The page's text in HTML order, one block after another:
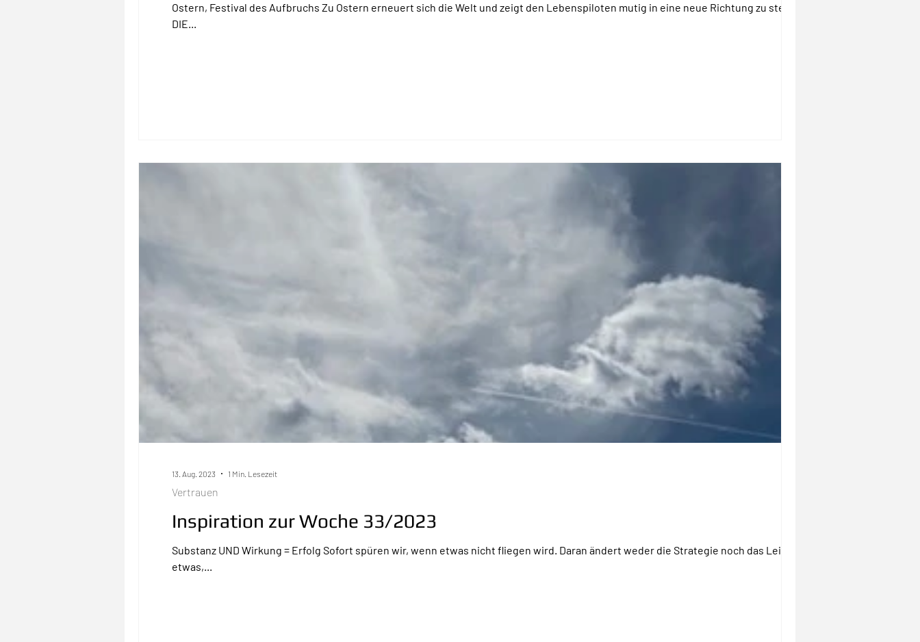
Ostern, Festival des Aufbruchs Zu Ostern erneuert sich die Welt und zeigt den Lebenspiloten mutig in eine neue Richtung zu steuern.
DIE...
Inspiration zur Woche 33/2023
Substanz UND Wirkung = Erfolg Sofort spüren wir, wenn etwas nicht fliegen wird. Daran ändert weder die Strategie noch das Leitbild
etwas,...
Vertrauen
13. Aug. 2023 1 Min. Lesezeit